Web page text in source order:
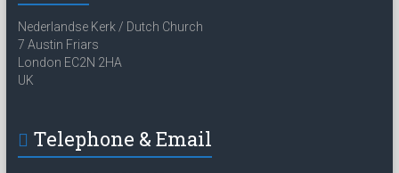
Nederlandse Kerk / Dutch Church
7 Austin Friars
London EC2N 2HA
UK
Telephone & Email